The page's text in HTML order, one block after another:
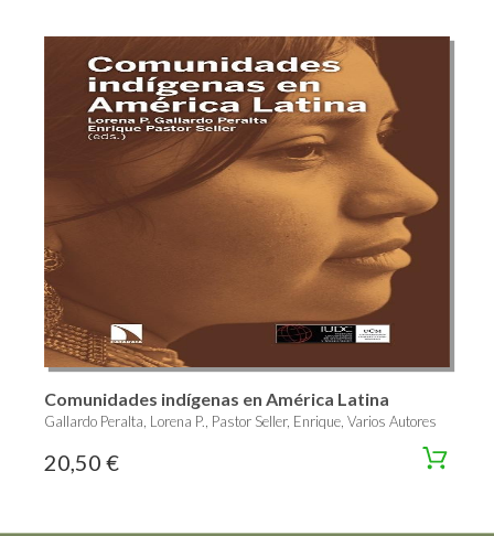
Comunidades indígenas en América Latina
Gallardo Peralta, Lorena P., Pastor Seller, Enrique, Varios Autores
20,50 €